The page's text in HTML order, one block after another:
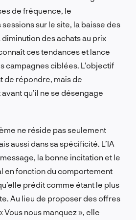
de fréquence, le
sur le site, la baisse des
diminution des achats au prix
ces tendances et lance
campagnes ciblées. L’objectif
de répondre, mais de
qu’il ne se désengage
ne réside pas seulement
aussi dans sa spécificité. L’IA
la bonne incitation et le
en fonction du comportement
prédit comme étant le plus
Au lieu de proposer des offres
Vous nous manquez », elle